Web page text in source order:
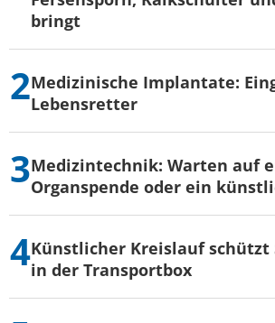
bringt
Medizinische Implantate:
Lebensretter
Medizintechnik: Warten auf
Organspende oder ein
Künstlicher Kreislauf schützt
in der Transportbox